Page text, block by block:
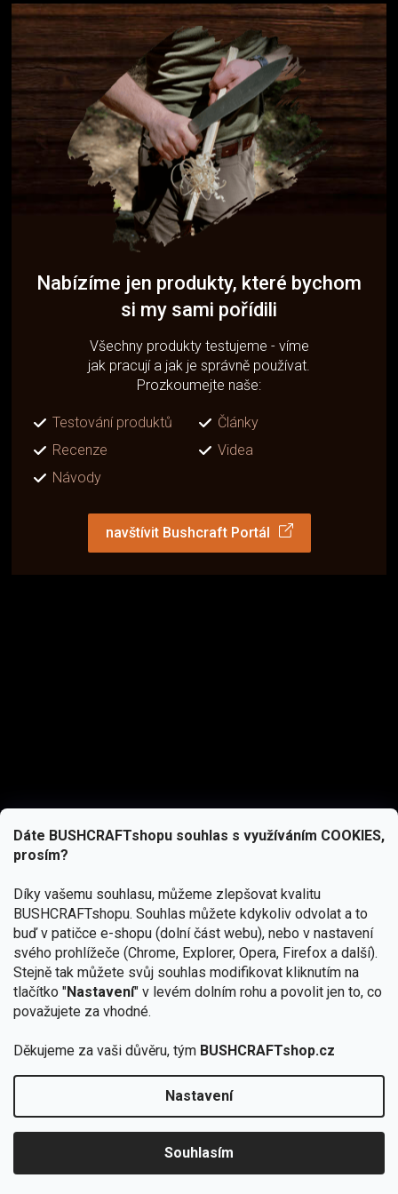
Dáte BUSHCRAFTshopu souhlas s využíváním COOKIES,
prosím?
Díky vašemu souhlasu, můžeme zlepšovat kvalitu
BUSHCRAFTshopu. Souhlas můžete kdykoliv odvolat a to
buď v patičce e-shopu (dolní část webu), nebo v nastavení
svého prohlížeče (Chrome, Explorer, Opera, Firefox a další).
Stejně tak můžete svůj souhlas modifikovat kliknutím na
tlačítko "Nastavení" v levém dolním rohu a povolit jen to, co
považujete za vhodné.
Děkujeme za vaši důvěru, tým BUSHCRAFTshop.cz
Nastavení
Souhlasím
zapojte se do slosování o kurz s
Nabízíme jen produkty, které bychom
si my sami pořídili
Všechny produkty testujeme - víme
jak pracují a jak je správně používat.
Prozkoumejte naše:
Testování produktů
Články
Recenze
Videa
Návody
navštívit Bushcraft Portál
podmínkami ochrany osobních údajů
Copyright 2026BUSHCRAFTshop.cz. Všechna práva
vyhrazena.Upravit nastavení cookies